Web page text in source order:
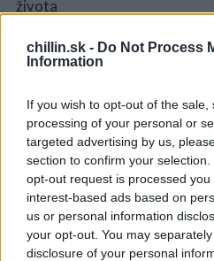
chillin.sk - Do Not Process
Information
If you wish to opt-out of the
processing of your personal or
targeted advertising by us,
section to confirm your
opt-out request is processed
interest-based ads based on
us or personal information
your opt-out. You may
disclosure of your personal
e
a
r
h
f
o
r
: